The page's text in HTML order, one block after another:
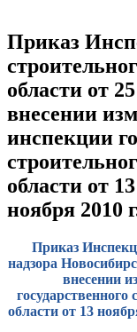
Приказ
области от
внесении
инспекции
области от
ноября 2010
Приказ
надзора
внесении
государственного
области от 13